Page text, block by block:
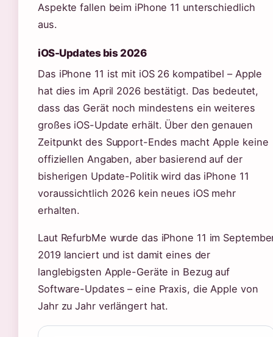
Aspekte fallen beim iPhone 11 unterschiedlich
aus.
iOS-Updates bis 2026
Das iPhone 11 ist mit iOS 26 kompatibel – Apple
hat dies im April 2026 bestätigt. Das bedeutet,
dass das Gerät noch mindestens ein weiteres
großes iOS-Update erhält. Über den genauen
Zeitpunkt des Support-Endes macht Apple keine
offiziellen Angaben, aber basierend auf der
bisherigen Update-Politik wird das iPhone 11
voraussichtlich 2026 kein neues iOS mehr
erhalten.
Laut RefurbMe wurde das iPhone 11 im
2019 lanciert und ist damit eines der
langlebigsten Apple-Geräte in Bezug auf
Software-Updates – eine Praxis, die Apple von
Jahr zu Jahr verlängert hat.